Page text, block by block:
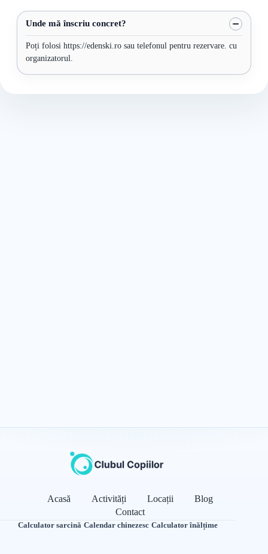
Unde mă înscriu concret?
Poți folosi https://edenski.ro sau telefonul pentru rezervare. cu
organizatorul.
Acasă Activități Locații
Blog
Contact
Calculator sarcină·Calendar chinezesc·Calculator înălțime